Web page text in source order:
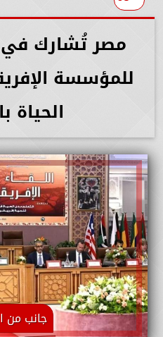
مصر تُشارك في
للمؤسسة
الحياة
جانب من